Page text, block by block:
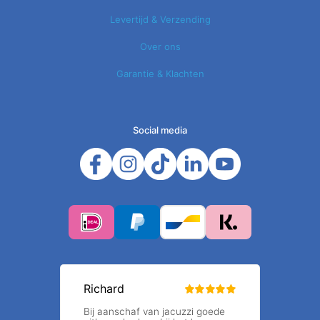
Levertijd & Verzending
Over ons
Garantie & Klachten
Social media